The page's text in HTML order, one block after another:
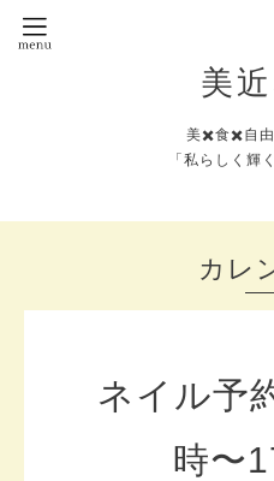
美
美✖️食✖️自
「私らしく輝
カレ
ネイル予
時〜